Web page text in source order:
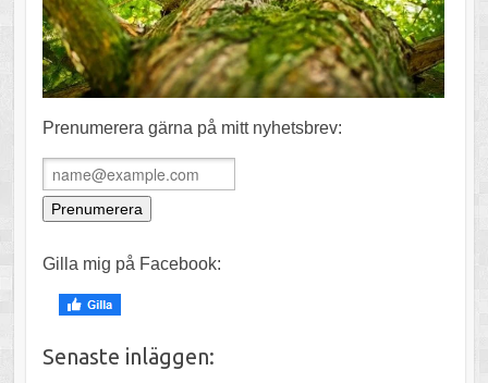
Prenumerera gärna på mitt nyhetsbrev:
Gilla mig på Facebook:
Senaste inläggen: